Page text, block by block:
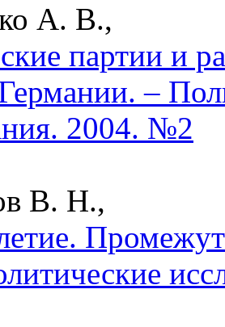
А. В.,
партии и
–
2004. №2
В. Н.,